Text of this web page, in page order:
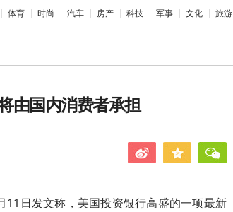
体育 时尚 汽车 房产 科技 军事 文化 旅游
由国内消费者承担
日发文称，美国投资银行高盛的一项最新